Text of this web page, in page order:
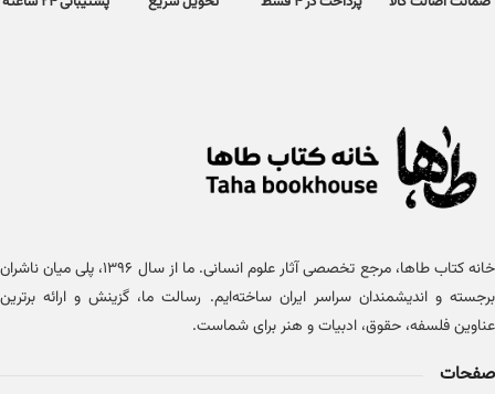
خانه کتاب طاها، مرجع تخصصی آثار علوم انسانی. ما از سال ۱۳۹۶، پلی میان ناشران
برجسته و اندیشمندان سراسر ایران ساخته‌ایم. رسالت ما، گزینش و ارائه برترین
عناوین فلسفه، حقوق، ادبیات و هنر برای شماست.
صفحات